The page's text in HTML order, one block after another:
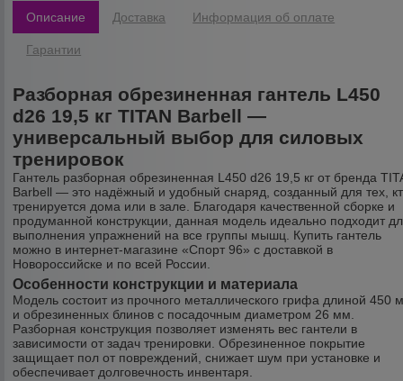
Описание Доставка Информация об оплате
Гарантии
Разборная обрезиненная гантель L450
d26 19,5 кг TITAN Barbell —
универсальный выбор для силовых
тренировок
Гантель разборная обрезиненная L450 d26 19,5 кг от бренда
Barbell — это надёжный и удобный снаряд, созданный для тех,
тренируется дома или в зале. Благодаря качественной сборке и
продуманной конструкции, данная модель идеально подходит
выполнения упражнений на все группы мышц. Купить гантель
можно в интернет-магазине «Спорт 96» с доставкой в
Новороссийске и по всей России.
Особенности конструкции и материала
Модель состоит из прочного металлического грифа длиной 450
и обрезиненных блинов с посадочным диаметром 26 мм.
Разборная конструкция позволяет изменять вес гантели в
зависимости от задач тренировки. Обрезиненное покрытие
защищает пол от повреждений, снижает шум при установке и
обеспечивает долговечность инвентаря.